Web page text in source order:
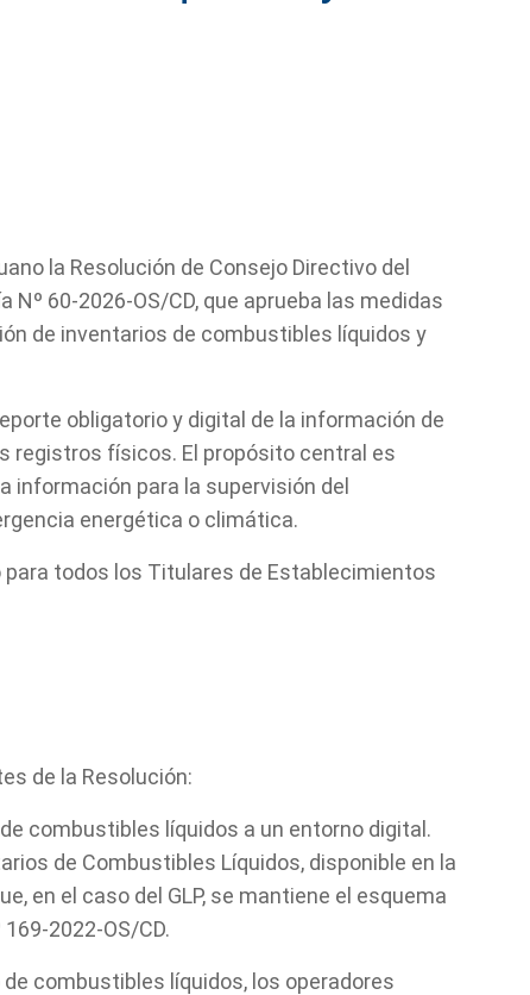
Tell us, how
can we help you?
la Resolución de Consejo Directivo del
Nº 60-2026-OS/CD, que aprueba las medidas
de inventarios de combustibles líquidos y
obligatorio y digital de la información de
registros físicos. El propósito central es
información para la supervisión del
energética o climática.
todos los Titulares de Establecimientos
de la Resolución:
combustibles líquidos a un entorno digital.
de Combustibles Líquidos, disponible en la
en el caso del GLP, se mantiene el esquema
2022-OS/CD.
combustibles líquidos, los operadores